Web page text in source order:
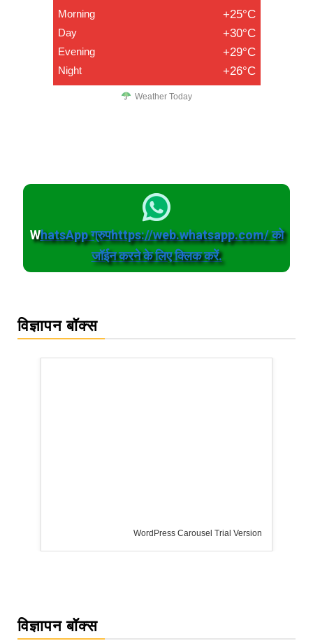
Morning +25°C
Day +30°C
Evening +29°C
Night +26°C
Weather Today
WhatsApp ग्रुपhttps://web.whatsapp.com/ को
जॉईन करने के लिए क्लिक करें.
विज्ञापन बॉक्स
WordPress Carousel Trial Version
विज्ञापन बॉक्स